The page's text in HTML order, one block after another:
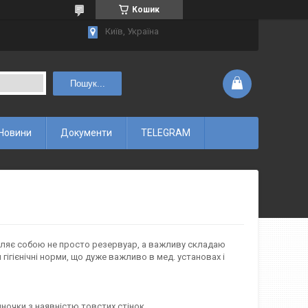
Кошик
Київ, Україна
Пошук...
Документи TELEGRAM
собою не просто резервуар, а важливу складаю
норми, що дуже важливо в мед. установах і